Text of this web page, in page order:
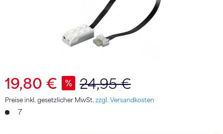
19,80 € 24,95 €
Preise inkl. gesetzlicher MwSt. zzgl. Versandkosten
7